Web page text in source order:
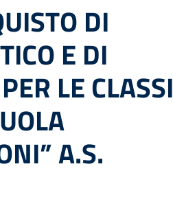
DI
E DI
LE CLASSI
A.S.